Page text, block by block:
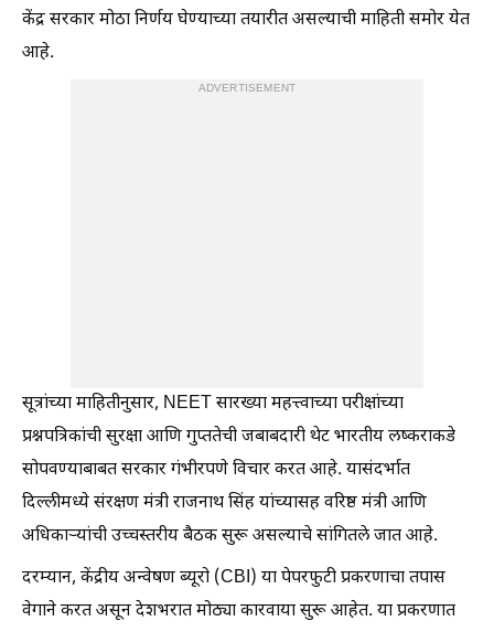
केंद्र सरकार मोठा निर्णय घेण्याच्या तयारीत असल्याची माहिती समोर येत
आहे.
ADVERTISEMENT
सूत्रांच्या माहितीनुसार, NEET सारख्या महत्त्वाच्या परीक्षांच्या
प्रश्नपत्रिकांची सुरक्षा आणि गुप्ततेची जबाबदारी थेट भारतीय लष्कराकडे
सोपवण्याबाबत सरकार गंभीरपणे विचार करत आहे. यासंदर्भात
दिल्लीमध्ये संरक्षण मंत्री राजनाथ सिंह यांच्यासह वरिष्ठ मंत्री आणि
अधिकाऱ्यांची उच्चस्तरीय बैठक सुरू असल्याचे सांगितले जात आहे.
दरम्यान, केंद्रीय अन्वेषण ब्यूरो (CBI) या पेपरफुटी प्रकरणाचा तपास
वेगाने करत असून देशभरात मोठ्या कारवाया सुरू आहेत. या प्रकरणात